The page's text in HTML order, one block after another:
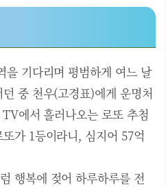
을 기다리며 평범하게 여느 날
중 천우(고경표)에게 운명처
에서 흘러나오는 로또 추첨
가 1등이라니, 심지어 57억
행복에 젖어 하루하루를 전